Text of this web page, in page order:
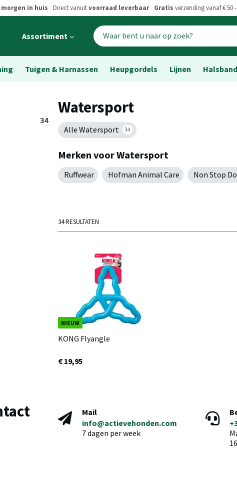
morgen in huis Direct vanuitvoorraad leverbaar Gratis verzending vanaf € 50
Open
menu
Assortiment
Tuigen & Harnassen Heupgordels Lijnen
34
Watersport
Alle Watersport 34
Merken voor Watersport
Ruffwear Hofman Animal Care Non Stop
34 RESULTATEN
NIEUW
KONG Flyangle
€ 19,95
Mail
info@actievehonden.com
7 dagen per week